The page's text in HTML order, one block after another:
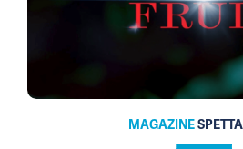
MAGAZINE